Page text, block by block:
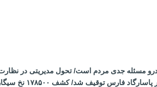
مسئله جدی مردم است/ تحول مدیریتی در
محموله